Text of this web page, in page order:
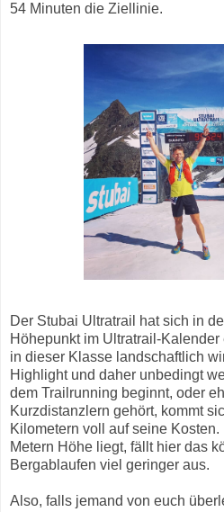
54 Minuten die Ziellinie.
Der Stubai Ultratrail hat sich in
Höhepunkt im Ultratrail-
in dieser Klasse landschaftlich
Highlight und daher unbedingt
dem Trailrunning beginnt, oder
Kurzdistanzlern gehört, kommt
Kilometern voll auf seine
Metern Höhe liegt, fällt hier das
Bergablaufen viel geringer aus.
Also, falls jemand von euch